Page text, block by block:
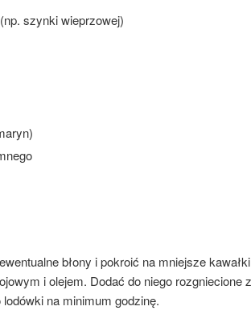
szynki wieprzowej)
błony i pokroić na mniejsze
i olejem. Dodać do niego rozgniecione
na minimum godzinę.